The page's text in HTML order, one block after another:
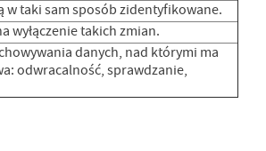
taki sam sposób zidentyfikowane.
wyłączenie takich zmian.
danych, nad którymi ma
odwracalność, sprawdzanie,